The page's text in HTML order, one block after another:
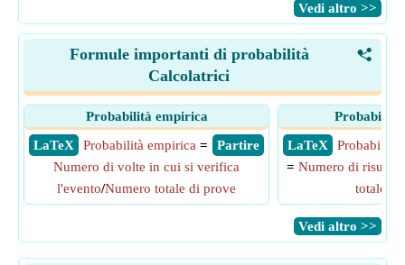
​Vedi altro >>
<
Formule importanti di probabilità
Calcolatrici
Probabilità empirica
​ LaTeX
​ Partire
Probabilità empirica =
Numero di volte in cui si verifica
l'evento/Numero totale di prove
Probabilità
​ LaTeX
Probabilità
= Numero di
totale di
​Vedi altro >>